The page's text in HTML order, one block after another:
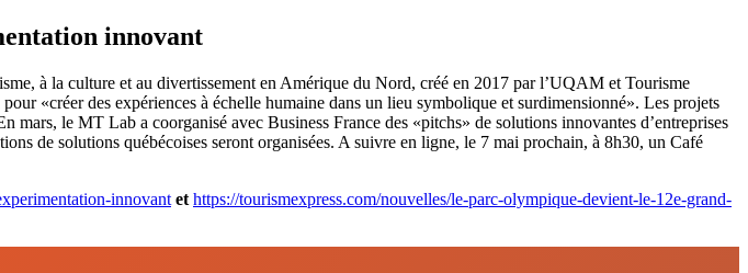
innovant
à la culture et au divertissement en Amérique du Nord, créé en 2017 par l’UQAM et Tourisme
«créer des expériences à échelle humaine dans un lieu symbolique et surdimensionné». Les projets
le MT Lab a coorganisé avec Business France des «pitchs» de solutions innovantes d’entreprises
de solutions québécoises seront organisées. A suivre en ligne, le 7 mai prochain, à 8h30, un Café
innovant et https://tourismexpress.com/nouvelles/le-parc-olympique-devient-le-12e-grand-